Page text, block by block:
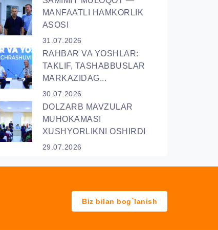
MANFAATLI HAMKORLIK
ASOSI
31.07.2026
RAHBAR VA YОSHLAR:
TAKLIF, TASHABBUSLAR
MARKAZIDAG...
30.07.2026
DOLZARB MAVZULAR
MUHOKAMASI
XUSHYORLIKNI OSHIRDI
29.07.2026
Biz bilan bog`lanish